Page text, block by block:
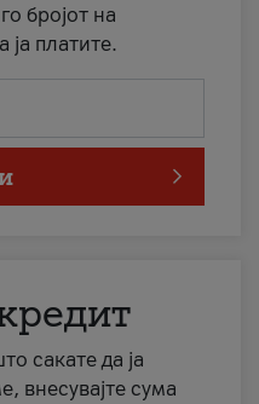
бројот на
ја платите.
сакате да ја
внесувајте сума